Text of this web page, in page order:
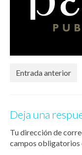
Entrada anterior
Deja una
Tu dirección de
campos obligatorios